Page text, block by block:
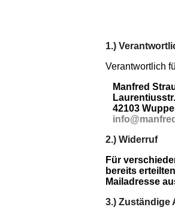
1.)
Verantwortlich
Manfred
42103
2.) Widerruf
Für
bereits
Mailadresse
3.) Zuständige